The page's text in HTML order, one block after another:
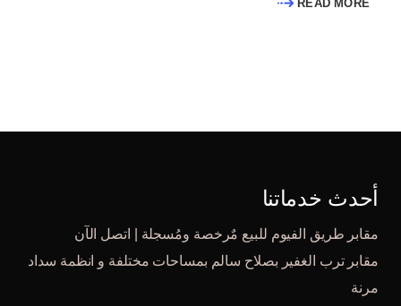
READ MORE
أحدث خدماتنا
مقابر طريق الفيوم للبيع مٌرخصة ومُسجلة | اتصل الآن
مقابر ترب الغفير بصلاح سالم بمساحات مختلفة و انظمة سداد
مرنة